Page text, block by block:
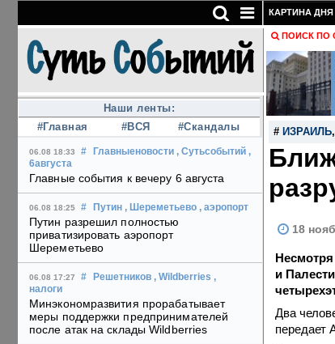
Наши ленты:
#Главная
#ВСЯ #Скандалы
06.08 18:33 # Главныеновости , Сутьсобытий ,
6августа
Главные события к вечеру 6 августа
06.08 18:25 # Путин , Шереметьево , аэропорт
Путин разрешил полностью
приватизировать аэропорт
Шереметьево
06.08 17:27 # Решетников , Wildberries ,
налоги
Минэкономразвития прорабатывает
меры поддержки предпринимателей
после атак на склады Wildberries
КАРТИНА ДНЯ
ПОИСК ПО
# ИЗРАИЛЬ,
18
и
Два
передает